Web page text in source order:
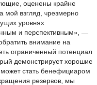
оценены крайне
мой взгляд, чрезмерно
уровнях
и перспективным», —
внимание на
ограниченный потенциал
демонстрирует хорошие
стать бенефициаром
резервов, мы